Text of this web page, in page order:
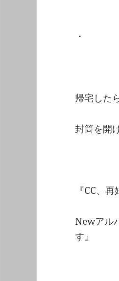
・
帰宅した
封筒を開
『CC、再
Newアル
す』